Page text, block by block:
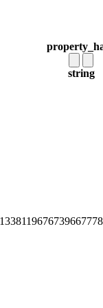
string